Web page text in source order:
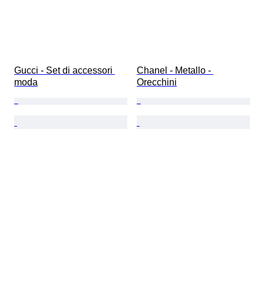
Gucci - Set di accessori
moda
Chanel - Metallo -
Orecchini